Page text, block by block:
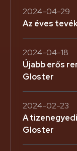
2024-04-29
Az éves
2024-04-18
Újabb erős
Gloster
2024-02-23
A
Gloster